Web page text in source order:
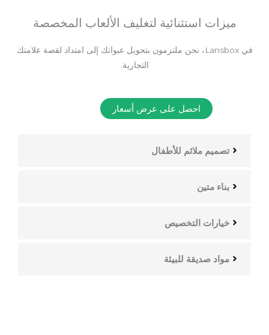
ميزات استثنائية لتغليف الألعاب المخصصة
في Lansbox، نحن ملتزمون بتحويل عبواتك إلى امتداد لقصة علامتك
التجارية.
احصل على عرض أسعار
تصميم ملائم للأطفال
بناء متين
خيارات التخصيص
مواد صديقة للبيئة